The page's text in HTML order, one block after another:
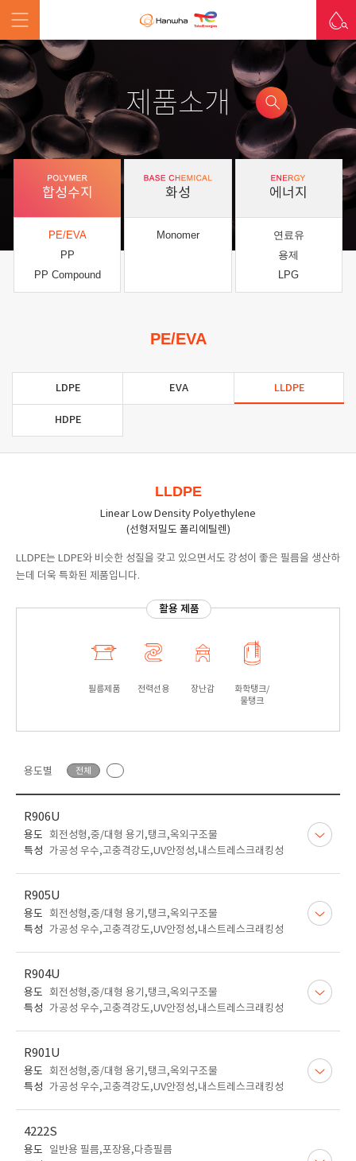
제품소개
합성수지
PE/EVA
PP
PP Compound
화성
Monomer
에너지
연료유
용제
LPG
PE/EVA
LDPE EVA LLDPE
HDPE
LLDPE
Linear Low Density Polyethylene
(선형저밀도 폴리에틸렌)
LLDPE는 LDPE와 비슷한 성질을 갖고 있으면서도 강성이 좋은 필름을 생산하
는데 더욱 특화된 제품입니다.
활용 제품
필름제품 전력선용 장난감
화학탱크/
물탱크
용도별 전체
R906U
용도
회전성형,중/대형 용기,탱크,옥외구조물
특성 가공성 우수,고충격강도,UV안정성,내스트레스크래킹성
R905U
용도
회전성형,중/대형 용기,탱크,옥외구조물
특성 가공성 우수,고충격강도,UV안정성,내스트레스크래킹성
R904U
용도
회전성형,중/대형 용기,탱크,옥외구조물
특성 가공성 우수,고충격강도,UV안정성,내스트레스크래킹성
R901U
용도
회전성형,중/대형 용기,탱크,옥외구조물
특성 가공성 우수,고충격강도,UV안정성,내스트레스크래킹성
4222S
용도
일반용 필름,포장용,다층필름